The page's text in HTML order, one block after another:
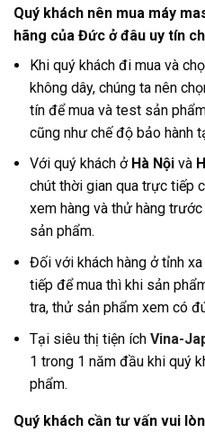
Quý khách nên mua máy
hãng của Đức ở đâu uy tín
Khi quý khách đi mua và
không dây, chúng ta nên
tín để mua và test sản
cũng như chế độ bảo hành
Với quý khách ở Hà Nội và
chút thời gian qua trực tiếp
xem hàng và thử hàng
sản phẩm.
Đối với khách hàng ở tỉnh
tiếp để mua thì khi sản
tra, thử sản phẩm xem có
Tại siêu thị tiện ích Vina-
1 trong 1 năm đầu khi quý
phẩm.
Quý khách cần tư vấn vui